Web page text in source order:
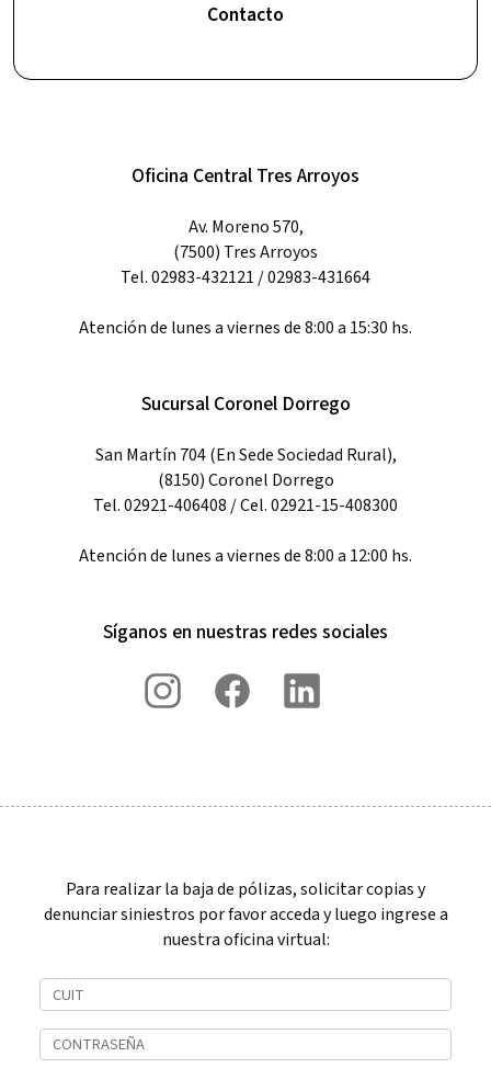
Contacto
Oficina Central Tres Arroyos
Av. Moreno 570,
(7500) Tres Arroyos
Tel. 02983-432121 / 02983-431664
Atención de lunes a viernes de 8:00 a 15:30 hs.
Sucursal Coronel Dorrego
San Martín 704 (En Sede Sociedad Rural),
(8150) Coronel Dorrego
Tel. 02921-406408 / Cel. 02921-15-408300
Atención de lunes a viernes de 8:00 a 12:00 hs.
Síganos en nuestras redes sociales
Para realizar la baja de pólizas, solicitar copias y
denunciar siniestros por favor acceda y luego ingrese a
nuestra oficina virtual: